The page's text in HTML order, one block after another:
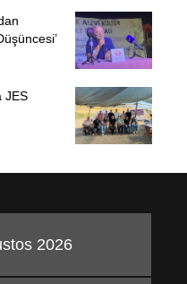
JES
2026